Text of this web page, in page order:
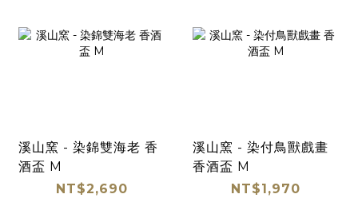
溪山窯 - 染錦雙海老 香
酒盃 M
NT$2,690
溪山窯 - 染付鳥獸戲畫
香酒盃 M
NT$1,970